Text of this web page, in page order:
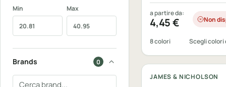
Min Max
Brands 0
Cerca un brand
a partire da:
4,45€ Non
8 colori Scegli colori
JAMES & NICHOLSON